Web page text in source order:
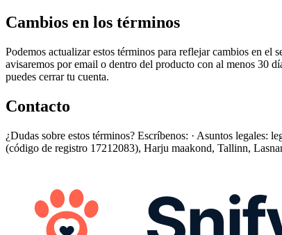
Cambios en los términos
Podemos actualizar estos términos para reflejar cambios en
avisaremos por email o dentro del producto con al menos 30
puedes cerrar tu cuenta.
Contacto
¿Dudas sobre estos términos? Escríbenos: · Asuntos
(código de registro 17212083), Harju maakond, Tallinn,